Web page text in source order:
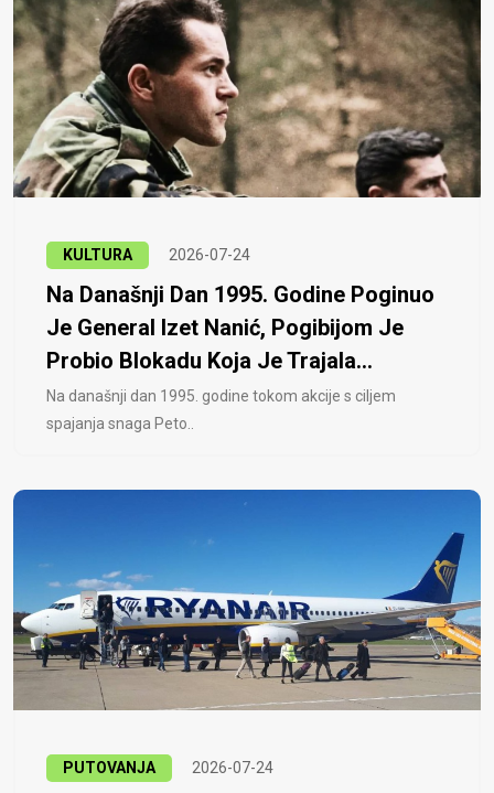
KULTURA 2026-07-24
Na Današnji Dan 1995. Godine Poginuo
Je General Izet Nanić, Pogibijom Je
Probio Blokadu Koja Je Trajala...
Na današnji dan 1995. godine tokom akcije s ciljem
spajanja snaga Peto..
PUTOVANJA 2026-07-24